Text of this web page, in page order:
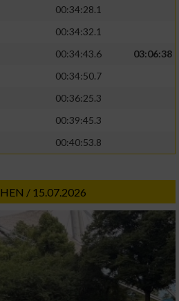
00:34:28.1
00:34:32.1
00:34:43.6
03:06:38
00:34:50.7
00:36:25.3
00:39:45.3
00:40:53.8
/ 15.07.2026